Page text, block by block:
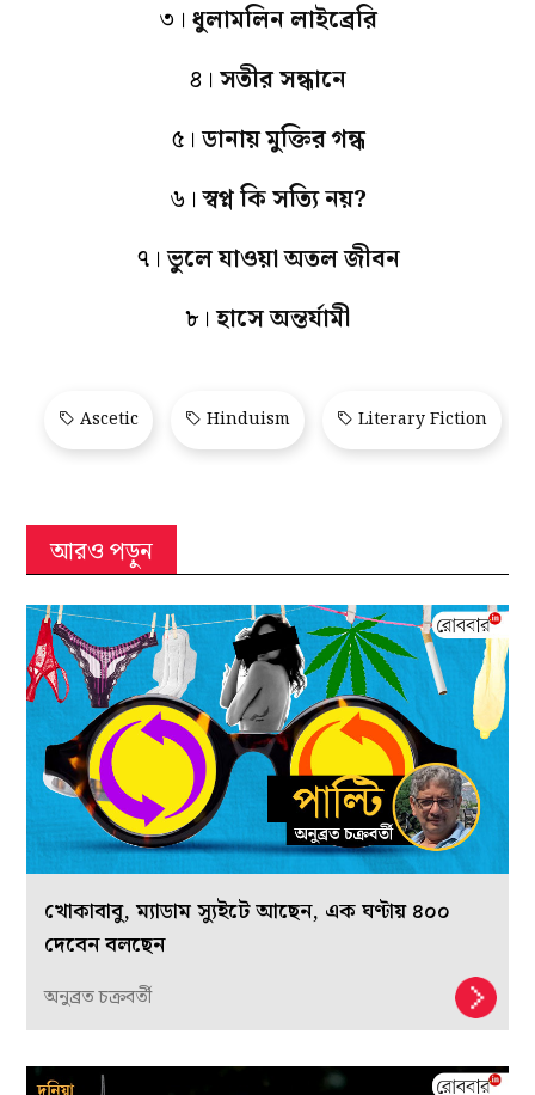
৩। ধুলামলিন লাইব্রেরি
৪। সতীর সন্ধানে
৫।ডানায় মুক্তির গন্ধ
৬।স্বপ্ন কি সত্যি নয়?
৭।ভুলে যাওয়া অতল জীবন
৮।হাসে অন্তর্যামী
Ascetic Hinduism Literary Fiction
আরও পড়ুন
খোকাবাবু, ম্যাডাম স্যুইটে আছেন, এক ঘণ্টায় ৪০০
দেবেন বলছেন
অনুব্রত চক্রবর্তী